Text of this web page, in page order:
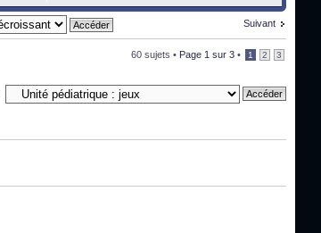
Suivant
60 sujets • Page 1 sur 3 • 1 2 3